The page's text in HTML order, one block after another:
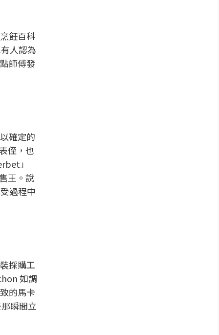
飪百科
人認為
師傅發
確定的
侄，也
」
王。說
過程中
採購工
如調
的馬卡
瞬間立